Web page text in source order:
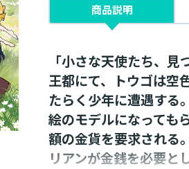
商品説明
「小さな天使たち、見
王都にて、トウゴは空
たらく少年に遭遇する。
絵のモデルになっても
額の金貨を要求される。
リアンが金銭を必要と